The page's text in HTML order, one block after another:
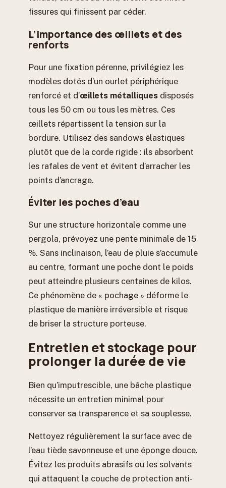
fissures qui finissent par céder.
L’importance des œillets et des
renforts
Pour une fixation pérenne, privilégiez les
modèles dotés d’un ourlet périphérique
renforcé et d’œillets métalliques disposés
tous les 50 cm ou tous les mètres. Ces
œillets répartissent la tension sur la
bordure. Utilisez des sandows élastiques
plutôt que de la corde rigide : ils absorbent
les rafales de vent et évitent d’arracher les
points d’ancrage.
Éviter les poches d’eau
Sur une structure horizontale comme une
pergola, prévoyez une pente minimale de 15
%. Sans inclinaison, l’eau de pluie s’accumule
au centre, formant une poche dont le poids
peut atteindre plusieurs centaines de kilos.
Ce phénomène de « pochage » déforme le
plastique de manière irréversible et risque
de briser la structure porteuse.
Entretien et stockage pour
prolonger la durée de vie
Bien qu’imputrescible, une bâche plastique
nécessite un entretien minimal pour
conserver sa transparence et sa souplesse.
Nettoyez régulièrement la surface avec de
l’eau tiède savonneuse et une éponge douce.
Évitez les produits abrasifs ou les solvants
qui attaquent la couche de protection anti-